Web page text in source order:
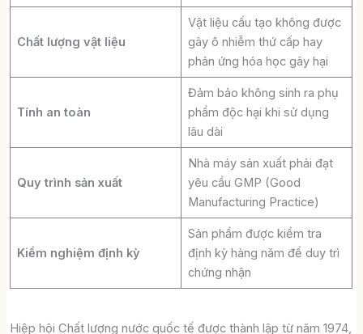
Chất lượng vật liệu
Vật liệu cấu tạo không được
gây ô nhiễm thứ cấp hay
phản ứng hóa học gây hại
Tính an toàn
Đảm bảo không sinh ra phụ
phẩm độc hại khi sử dụng
lâu dài
Quy trình sản xuất
Nhà máy sản xuất phải đạt
yêu cầu GMP (Good
Manufacturing Practice)
Kiểm nghiệm định kỳ
Sản phẩm được kiểm tra
định kỳ hàng năm để duy trì
chứng nhận
Hiệp hội Chất lượng nước quốc tế được thành lập từ năm 1974,